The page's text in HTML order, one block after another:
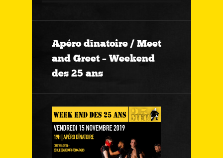
Apéro dînatoire / Meet
and Greet – Weekend
des 25 ans